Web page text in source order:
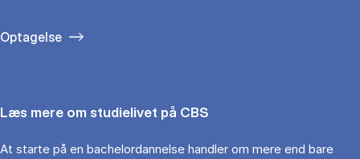
Optagelse
Læs mere om studielivet på CBS
At starte på en bachelordannelse handler om mere end bare